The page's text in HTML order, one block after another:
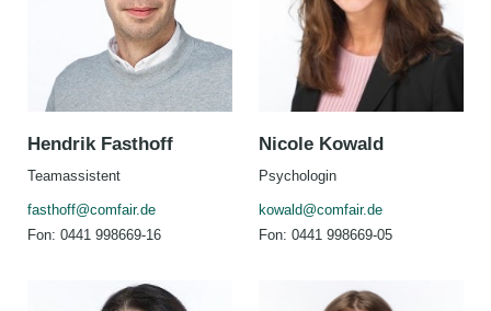
Hendrik Fasthoff
Teamassistent
fasthoff@comfair.de
Fon: 0441 998669-16
Nicole Kowald
Psychologin
kowald@comfair.de
Fon: 0441 998669-05